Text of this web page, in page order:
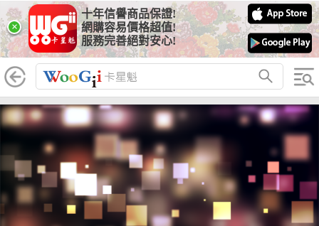
×
十年信譽商品保證!
網購容易價格超值!
服務完善絕對安心!